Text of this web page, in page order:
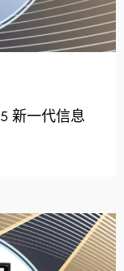
新一代信息